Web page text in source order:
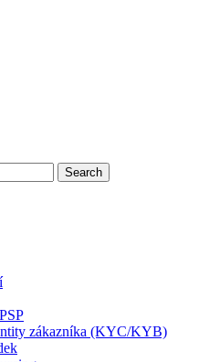
zákazníka (KYC/KYB)